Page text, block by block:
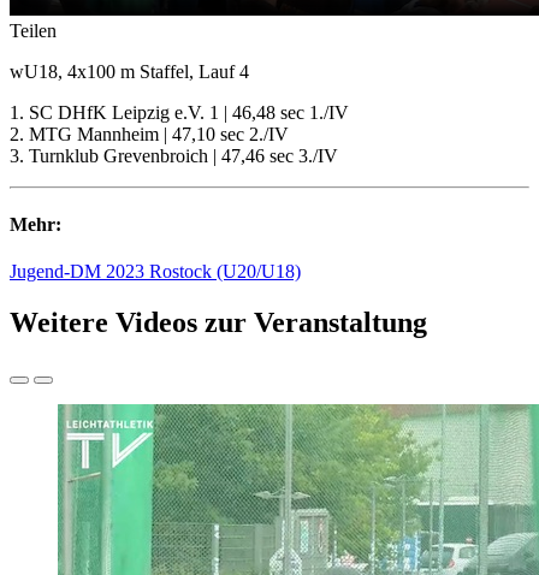
Teilen
wU18, 4x100 m Staffel, Lauf 4
1. SC DHfK Leipzig e.V. 1 | 46,48 sec 1./IV
2. MTG Mannheim | 47,10 sec 2./IV
3. Turnklub Grevenbroich | 47,46 sec 3./IV
Mehr:
Jugend-DM 2023 Rostock (U20/U18)
Weitere Videos zur Veranstaltung